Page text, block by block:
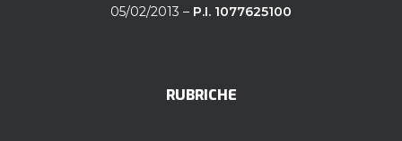
05/02/2013 – P.I. 1077625100
RUBRICHE